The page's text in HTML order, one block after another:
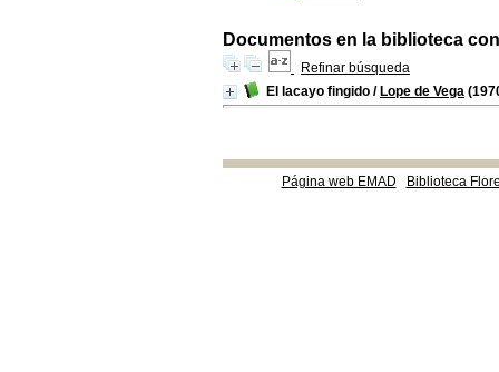
Documentos en la biblioteca
Refinar búsqueda
El lacayo fingido / Lope de Vega
Página web EMAD Biblioteca